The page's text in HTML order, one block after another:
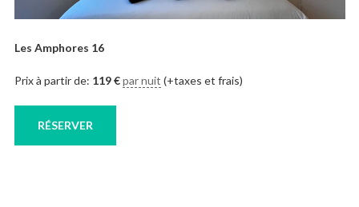
Les Amphores 16
Prix à partir de: 119€ par nuit (+taxes et frais)
RÉSERVER